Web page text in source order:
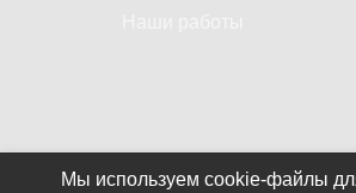
Мы используем cookie-файлы